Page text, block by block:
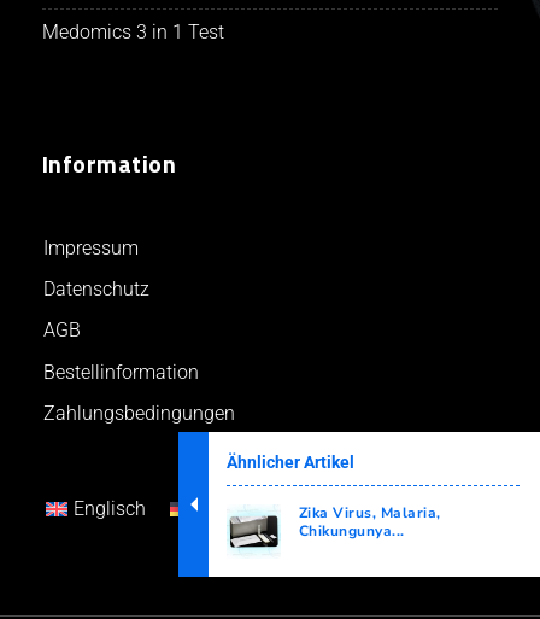
Ähnlicher Artikel
Zika Virus, Malaria,
Chikungunya...
Medomics 3 in 1 Test
Information
Impressum
Datenschutz
AGB
Bestellinformation
Zahlungsbedingungen
Englisch Deutsch